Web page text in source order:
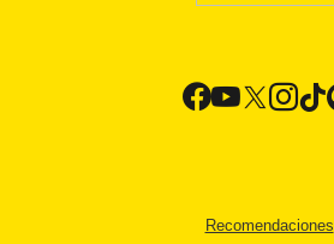
Recomendaciones